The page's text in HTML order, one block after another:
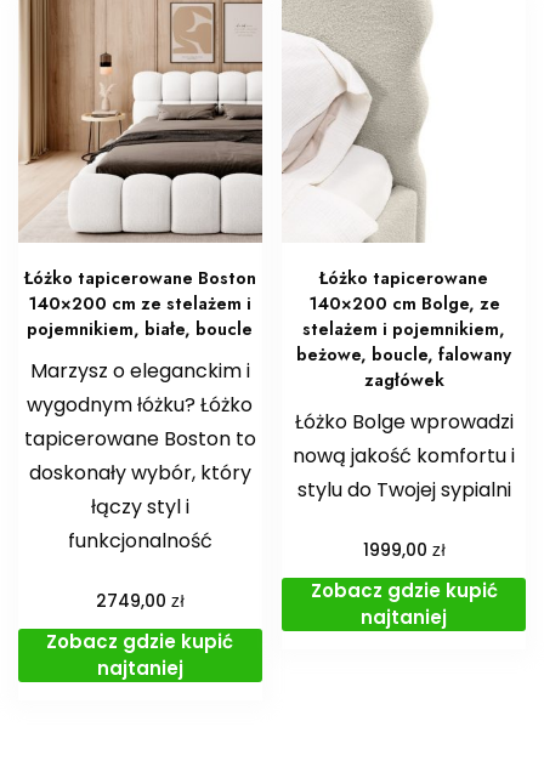
Łóżko tapicerowane Boston
140×200 cm ze stelażem i
pojemnikiem, białe, boucle
Marzysz o eleganckim i
wygodnym łóżku? Łóżko
tapicerowane Boston to
doskonały wybór, który
łączy styl i
funkcjonalność
2749,00 zł
Zobacz gdzie kupić
najtaniej
Łóżko tapicerowane
140×200 cm Bolge, ze
stelażem i pojemnikiem,
beżowe, boucle, falowany
zagłówek
Łóżko Bolge wprowadzi
nową jakość komfortu i
stylu do Twojej sypialni
1999,00 zł
Zobacz gdzie kupić
najtaniej